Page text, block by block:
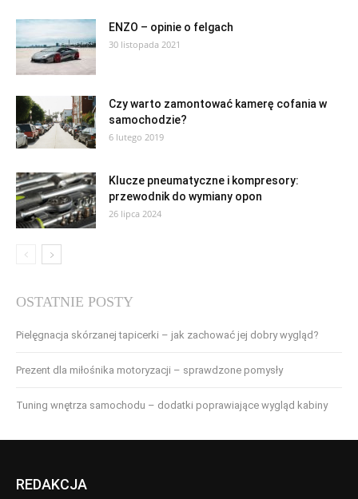
ENZO – opinie o felgach
30 listopada 2021
Czy warto zamontować kamerę cofania w
samochodzie?
6 lutego 2019
Klucze pneumatyczne i kompresory:
przewodnik do wymiany opon
26 lipca 2024
OSTATNIE POSTY
Pielęgnacja skórzanej tapicerki – jak zachować jej dobry wygląd?
Prezent dla miłośnika motoryzacji – sprawdzone pomysły
Tuning wnętrza samochodu – dodatki poprawiające wygląd kabiny
REDAKCJA